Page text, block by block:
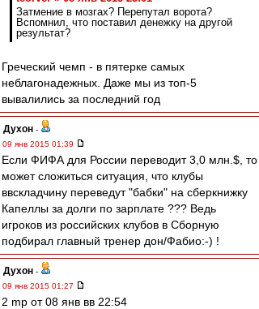
Затмение в мозгах? Перепутал ворота?
Вспомнил, что поставил денежку на другой
результат?
Греческий чемп - в пятерке самых
неблагонадежных. Даже мы из топ-5
вывалились за последний год
Духон -
09 янв 2015 01:39
Если ФИФА для России переводит 3,0 млн.$, то
может сложиться ситуация, что клубы
ввскладчину переведут "бабки" на сберкнижку
Капеллы за долги по зарплате ??? Ведь
игроков из российских клубов в Сборную
подбирал главный тренер дон/Фабио:-) !
Духон -
09 янв 2015 01:27
2 mp от 08 янв вв 22:54